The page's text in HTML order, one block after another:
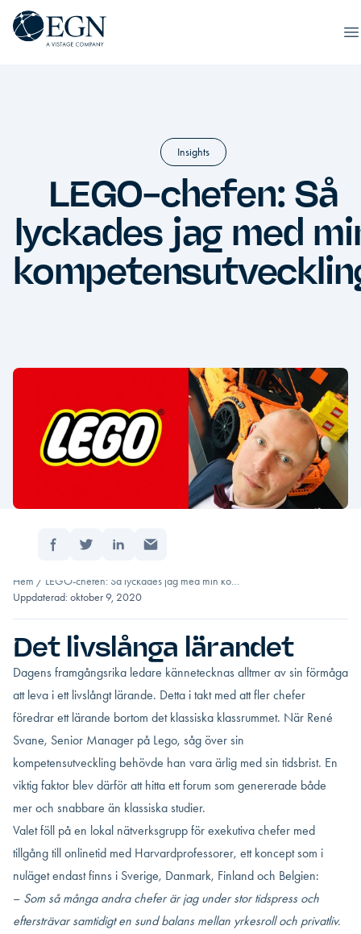
Hoppa till innehåll
Executives' Global Network
Insights
LEGO-chefen: Så
lyckades jag med
Hem / LEGO-chefen: Så lyckades jag med min ko…
Uppdaterad: oktober 9, 2020
Det livslånga lärandet
Dagens framgångsrika ledare kännetecknas alltmer av sin förmåga
att leva i ett livslångt lärande. Detta i takt med att fler chefer
föredrar ett lärande bortom det klassiska klassrummet. När René
Svane, Senior Manager på Lego, såg över sin
kompetensutveckling behövde han vara ärlig med sin tidsbrist. En
viktig faktor blev därför att hitta ett forum som genererade både
mer och snabbare än klassiska studier.
Valet föll på en lokal nätverksgrupp för exekutiva chefer med
tillgång till onlinetid med Harvardprofessorer, ett koncept som i
nuläget endast finns i Sverige, Danmark, Finland och Belgien:
– Som så många andra chefer är jag under stor tidspress och
eftersträvar samtidigt en sund balans mellan yrkesroll och privatliv.